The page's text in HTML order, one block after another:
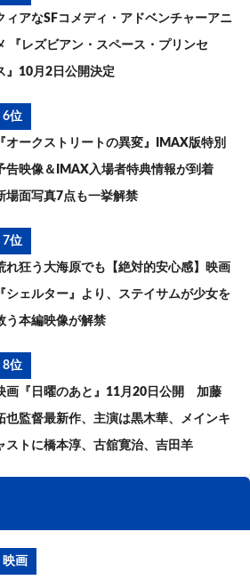
ィアなSFコメディ・アドベンチャーアニ
『レズビアン・スペース・プリンセ
』10月2日公開決定
6位
『オークストリートの異変』IMAX版特別
告映像＆IMAX入場者特典情報が到着
場面写真7点も一挙解禁
7位
れ狂う大海原でも【絶対的安心感】映画
『シェルター』より、ステイサムが少女を
う本編映像が解禁
8位
画『日曜のあと』11月20日公開 加藤
也監督最新作、主演は黒木華、メインキ
ストに橋本淳、古舘寛治、吉田羊
映画